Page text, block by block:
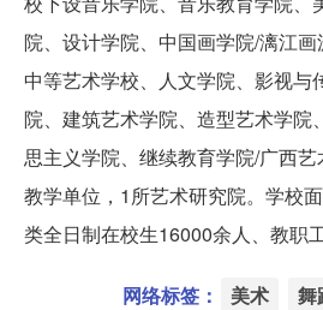
院、设计学院、中国画学院/漓江
中等艺术学校、人文学院、影视与
院、建筑艺术学院、造型艺术学院
思主义学院、继续教育学院/广西
教学单位，1所艺术研究院。学校
类全日制在校生16000余人、教职
网络标签： 美术 舞